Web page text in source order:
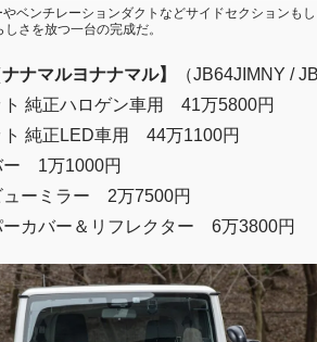
ベンチレーションダクトなどサイドセクションも
さを放つ一台の完成だ。
ナマルヨナナマル】
（JB64JIMNY /
ト 純正ハロゲン車用 41万5800円
ト 純正LED車用 44万1100円
ー 1万1000円
ューミラー 2万7500円
ーカバー＆リフレクター 6万3800円